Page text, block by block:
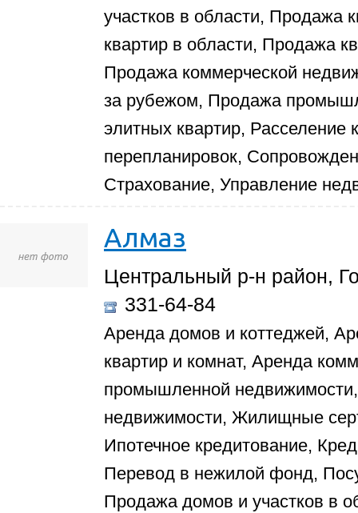
участков в области, Продажа
квартир в области, Продажа
Продажа коммерческой
за рубежом, Продажа
элитных квартир, Расселение
перепланировок,
Страхование, Управление
Алмаз
Центральный р-н район,
331-64-84
Аренда домов и коттеджей,
квартир и комнат, Аренда
промышленной
недвижимости, Жилищные
Ипотечное кредитование,
Перевод в нежилой фонд,
Продажа домов и участков в